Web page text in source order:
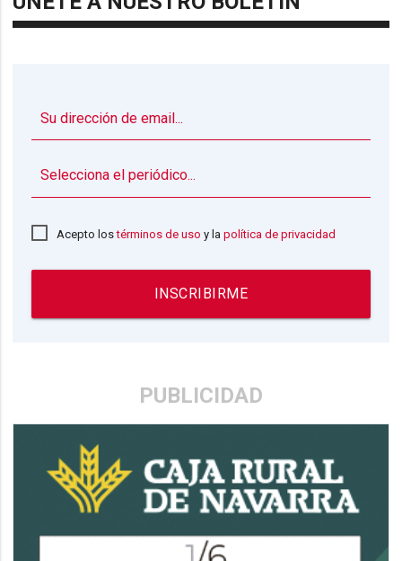
Acepto lostérminos de uso y lapolítica de privacidad
INSCRIBIRME
PUBLICIDAD